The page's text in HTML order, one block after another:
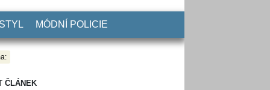
MÓDNÍ POLICIE
ČLÁNEK